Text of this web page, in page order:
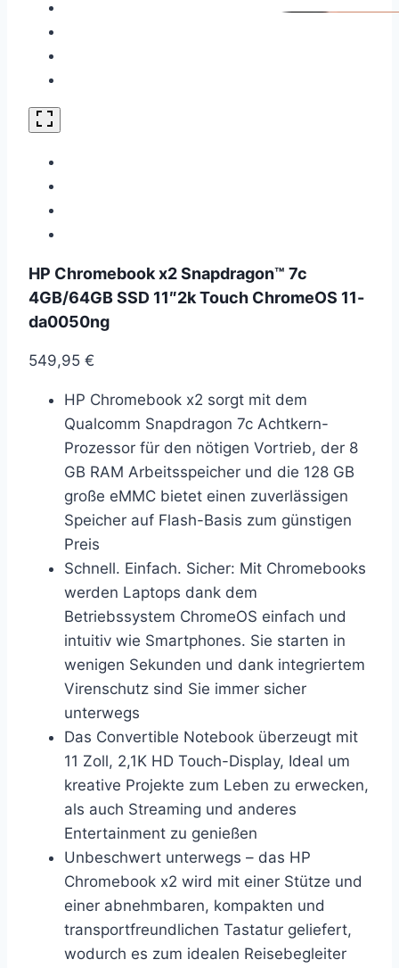
HP Chromebook x2 Snapdragon™ 7c
4GB/64GB SSD 11″2k Touch ChromeOS 11-
da0050ng
549,95 €
HP Chromebook x2 sorgt mit dem
Qualcomm Snapdragon 7c Achtkern-
Prozessor für den nötigen Vortrieb, der 8
GB RAM Arbeitsspeicher und die 128 GB
große eMMC bietet einen zuverlässigen
Speicher auf Flash-Basis zum günstigen
Preis
Schnell. Einfach. Sicher: Mit Chromebooks
werden Laptops dank dem
Betriebssystem ChromeOS einfach und
intuitiv wie Smartphones. Sie starten in
wenigen Sekunden und dank integriertem
Virenschutz sind Sie immer sicher
unterwegs
Das Convertible Notebook überzeugt mit
11 Zoll, 2,1K HD Touch-Display, Ideal um
kreative Projekte zum Leben zu erwecken,
als auch Streaming und anderes
Entertainment zu genießen
Unbeschwert unterwegs – das HP
Chromebook x2 wird mit einer Stütze und
einer abnehmbaren, kompakten und
transportfreundlichen Tastatur geliefert,
wodurch es zum idealen Reisebegleiter